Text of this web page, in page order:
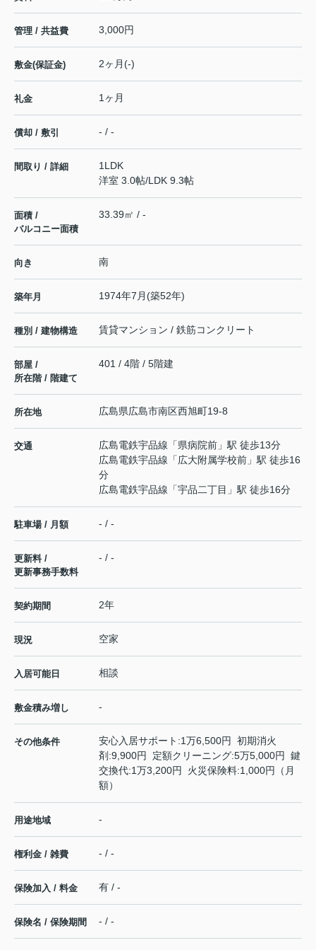
管理 / 共益費 3,000円
敷金(保証金) 2ヶ月(-)
礼金 1ヶ月
償却 / 敷引 - / -
間取り / 詳細
1LDK
洋室 3.0帖/LDK 9.3帖
面積 /
バルコニー面積
33.39㎡ / -
向き 南
築年月 1974年7月(築52年)
種別 / 建物構造 賃貸マンション / 鉄筋コンクリート
部屋 /
所在階 / 階建て
401 / 4階 / 5階建
所在地 広島県広島市南区西旭町19-8
交通 広島電鉄宇品線 「県病院前 」駅 徒歩13分
広島電鉄宇品線 「広大附属学校前 」駅 徒歩16
分
広島電鉄宇品線 「宇品二丁目 」駅 徒歩16分
駐車場 / 月額 - / -
更新料 /
更新事務手数料
- / -
契約期間 2年
現況 空家
入居可能日 相談
敷金積み増し -
その他条件
安心入居サポート:1万6,500円 初期消火
剤:9,900円 定額クリーニング:5万5,000円 鍵
交換代:1万3,200円 火災保険料:1,000円（月
額）
用途地域 -
権利金 / 雑費 - / -
保険加入 / 料金 有 / -
保険名 / 保険期間 - / -